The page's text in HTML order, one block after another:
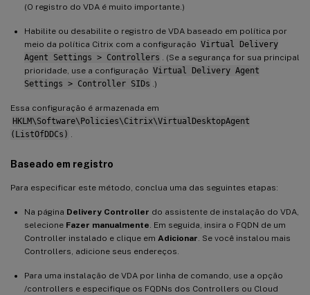
(O registro do VDA é muito importante.)
Habilite ou desabilite o registro de VDA baseado em política por
meio da política Citrix com a configuração Virtual Delivery
Agent Settings > Controllers . (Se a segurança for sua principal
prioridade, use a configuração Virtual Delivery Agent
Settings > Controller SIDs .)
Essa configuração é armazenada em
HKLM\Software\Policies\Citrix\VirtualDesktopAgent
(ListOfDDCs) .
Baseado em registro
Para especificar este método, conclua uma das seguintes etapas:
Na página Delivery Controller do assistente de instalação do VDA,
selecione Fazer manualmente. Em seguida, insira o FQDN de um
Controller instalado e clique em Adicionar. Se você instalou mais
Controllers, adicione seus endereços.
Para uma instalação de VDA por linha de comando, use a opção
/controllers e especifique os FQDNs dos Controllers ou Cloud